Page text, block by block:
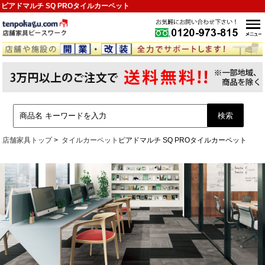
ピアドマルチ SQ PROタイルカーペット
店舗家具トップ タイルカーペット ピアドマルチ SQ PROタイルカーペット